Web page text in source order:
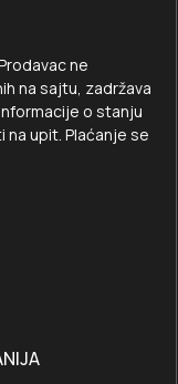
ne
na sajtu, zadržava
o stanju
upit. Plaćanje se